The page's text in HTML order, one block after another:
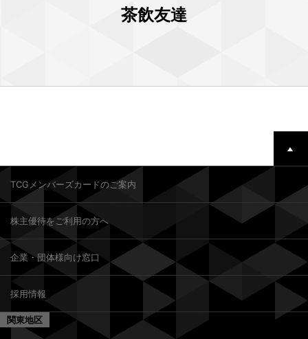
茶飲友達
TCGメンバーズカードのご案内
株主優待をご利用の方へ
企業・団体様向け窓口
採用情報
関東地区